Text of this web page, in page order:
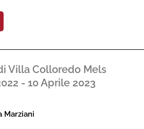
Villa Colloredo Mels
- 10 Aprile 2023
Marziani